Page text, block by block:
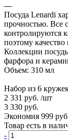
---
Посуда Lenardi
прочностью. Все
контролируются
поэтому
Коллекции
фарфора и
Объем: 310 мл
Набор из 6
2 331 руб. /шт
3 330 руб.
Экономия 999
Товар есть в
-